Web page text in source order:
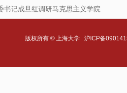
书记成旦红调研马克思主义学院
版权所有 ©上海大学 沪ICP备